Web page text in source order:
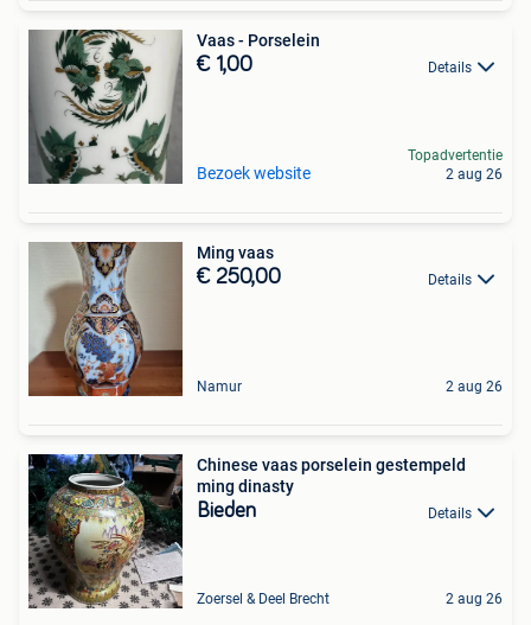
Vaas - Porselein
€ 1,00 Details
Bezoek website
Topadvertentie
2 aug 26
Ming vaas
€ 250,00 Details
Namur 2 aug 26
Chinese vaas porselein gestempeld
ming dinasty
Bieden Details
Zoersel & Deel Brecht 2 aug 26